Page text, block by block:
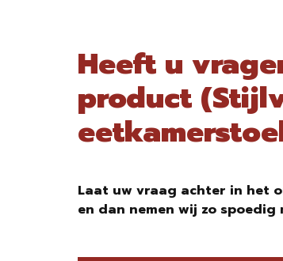
Heeft u
product
Laat uw vraag achter in het
en dan nemen wij zo